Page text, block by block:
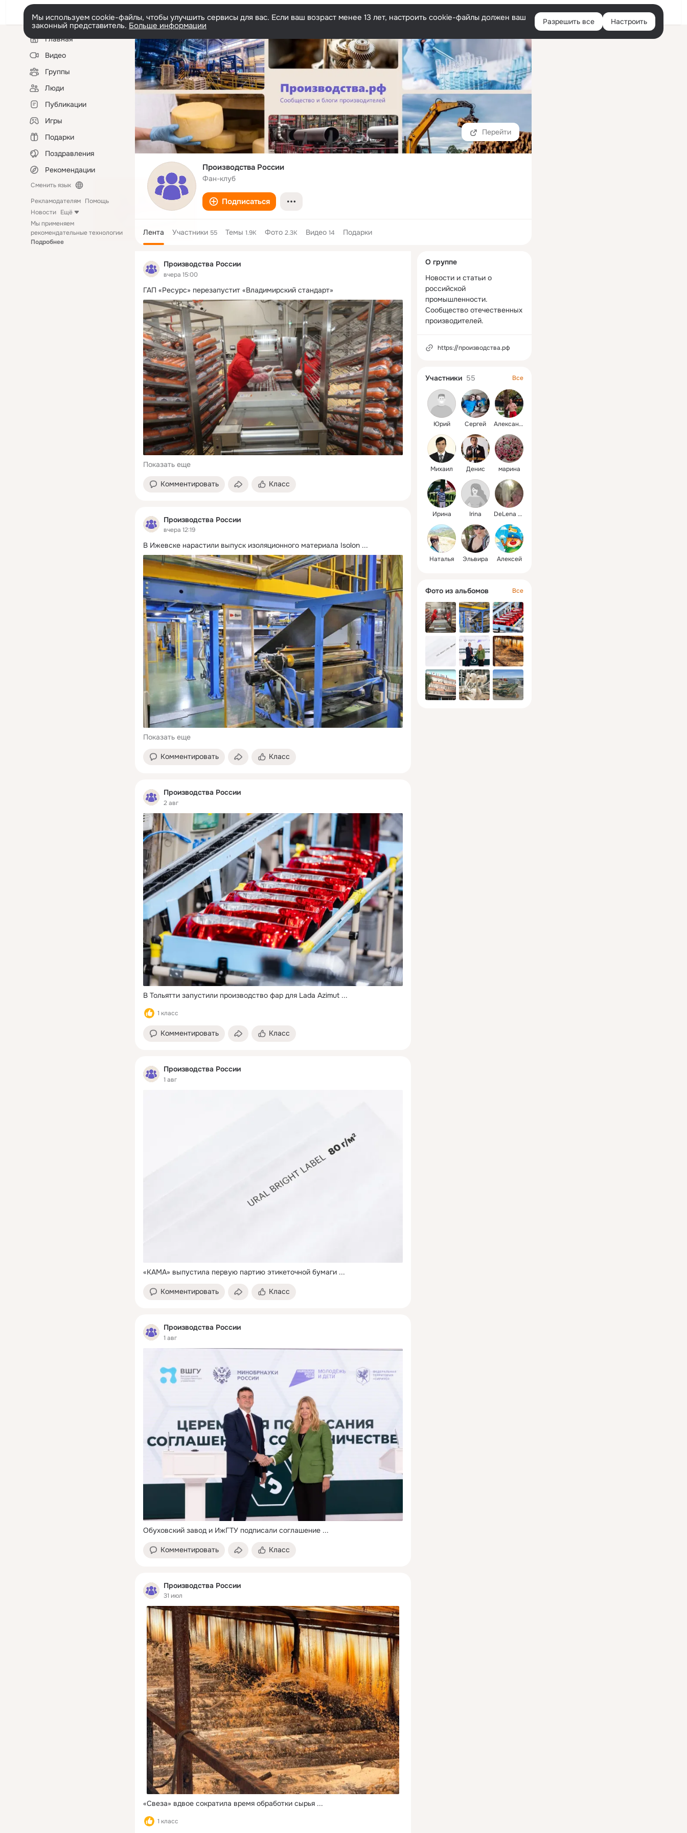
Войти
Мы используем cookie-файлы, чтобы улучшить сервисы для вас. Если ваш возраст менее 13 лет, настроить cookie-файлы должен ваш
законный представитель. Больше информации Разрешить все Настроить
Левая
колонкаГлавная
Видео
Группы
Люди
Публикации
Игры
Подарки
Поздравления
Рекомендации
Сменить язык
Рекламодателям Помощь
Новости Ещё
Мы применяем
рекомендательные технологии
Подробнее
Перейти
Производства России
Фан-клуб
Подписаться
Лента Участники 55 Темы 1.9K Фото 2.3K Видео 14 Подарки
Производства России
вчера 15:00
ГАП «Ресурс» перезапустит «Владимирский стандарт»
Показать еще
Комментировать Класс
Производства России
вчера 12:19
В Ижевске нарастили выпуск изоляционного материала Isolon ...
Показать еще
Комментировать Класс
Производства России
2 авг
В Тольятти запустили производство фар для Lada Azimut ...
1 класс
Комментировать Класс
Производства России
1 авг
«КАМА» выпустила первую партию этикеточной бумаги ...
Комментировать Класс
Производства России
1 авг
Обуховский завод и ИжГТУ подписали соглашение ...
Комментировать Класс
Производства России
31 июл
«Свеза» вдвое сократила время обработки сырья ...
1 класс
колонка
О группе
Новости и статьи о
российской
промышленности.
Сообщество отечественных
производителей.
https://производства.рф
Участники 55 Все
Юрий Сергей Александр
Михаил Денис марина
Ирина Irina DeLena 👯‍♀️💻🦾
Наталья Эльвира Алексей
Фото из альбомов Все